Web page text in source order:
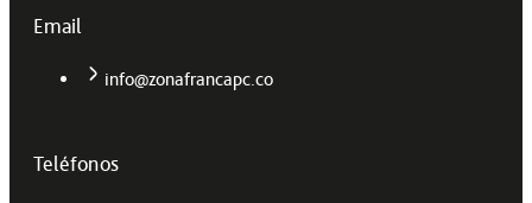
Email
info@zonafrancapc.co
Teléfonos